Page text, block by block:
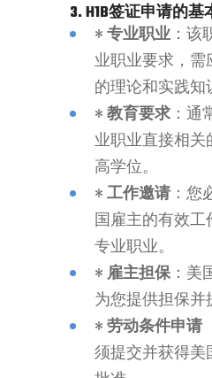
3. H1B签证申请的基
•专业职业 ：
业职业要求，
的理论和实践知
•教育要求 ：
业职业直接相
高学位。
•工作邀请 ：
国雇主的有效
专业职业。
•雇主担保：美
为您提供担保并
•劳动条件申请
须提交并获得美